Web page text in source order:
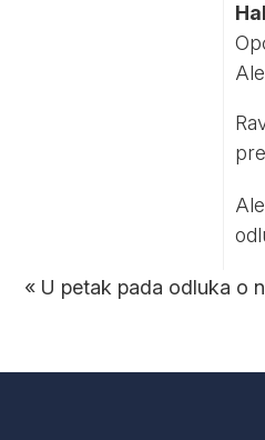
« U petak pada odluka o